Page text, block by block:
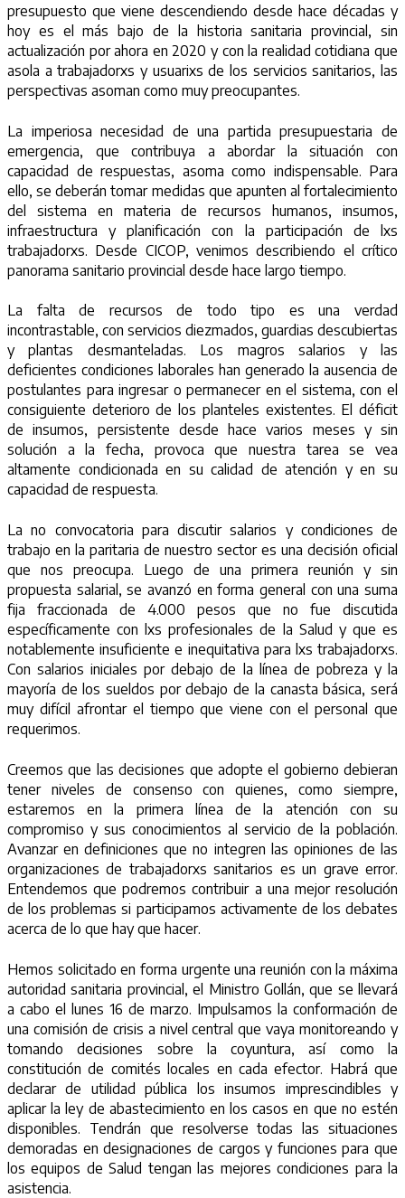
presupuesto que viene descendiendo desde hace décadas y
hoy es el más bajo de la historia sanitaria provincial, sin
actualización por ahora en 2020 y con la realidad cotidiana que
asola a trabajadorxs y usuarixs de los servicios sanitarios, las
perspectivas asoman como muy preocupantes.
La imperiosa necesidad de una partida presupuestaria de
emergencia, que contribuya a abordar la situación con
capacidad de respuestas, asoma como indispensable. Para
ello, se deberán tomar medidas que apunten al fortalecimiento
del sistema en materia de recursos humanos, insumos,
infraestructura y planificación con la participación de lxs
trabajadorxs. Desde CICOP, venimos describiendo el crítico
panorama sanitario provincial desde hace largo tiempo.
La falta de recursos de todo tipo es una verdad
incontrastable, con servicios diezmados, guardias descubiertas
y plantas desmanteladas. Los magros salarios y las
deficientes condiciones laborales han generado la ausencia de
postulantes para ingresar o permanecer en el sistema, con el
consiguiente deterioro de los planteles existentes. El déficit
de insumos, persistente desde hace varios meses y sin
solución a la fecha, provoca que nuestra tarea se vea
altamente condicionada en su calidad de atención y en su
capacidad de respuesta.
La no convocatoria para discutir salarios y condiciones de
trabajo en la paritaria de nuestro sector es una decisión oficial
que nos preocupa. Luego de una primera reunión y sin
propuesta salarial, se avanzó en forma general con una suma
fija fraccionada de 4.000 pesos que no fue discutida
específicamente con lxs profesionales de la Salud y que es
notablemente insuficiente e inequitativa para lxs trabajadorxs.
Con salarios iniciales por debajo de la línea de pobreza y la
mayoría de los sueldos por debajo de la canasta básica, será
muy difícil afrontar el tiempo que viene con el personal que
requerimos.
Creemos que las decisiones que adopte el gobierno debieran
tener niveles de consenso con quienes, como siempre,
estaremos en la primera línea de la atención con su
compromiso y sus conocimientos al servicio de la población.
Avanzar en definiciones que no integren las opiniones de las
organizaciones de trabajadorxs sanitarios es un grave error.
Entendemos que podremos contribuir a una mejor resolución
de los problemas si participamos activamente de los debates
acerca de lo que hay que hacer.
Hemos solicitado en forma urgente una reunión con la máxima
autoridad sanitaria provincial, el Ministro Gollán, que se llevará
a cabo el lunes 16 de marzo. Impulsamos la conformación de
una comisión de crisis a nivel central que vaya monitoreando y
tomando decisiones sobre la coyuntura, así como la
constitución de comités locales en cada efector. Habrá que
declarar de utilidad pública los insumos imprescindibles y
aplicar la ley de abastecimiento en los casos en que no estén
disponibles. Tendrán que resolverse todas las situaciones
demoradas en designaciones de cargos y funciones para que
los equipos de Salud tengan las mejores condiciones para la
asistencia.